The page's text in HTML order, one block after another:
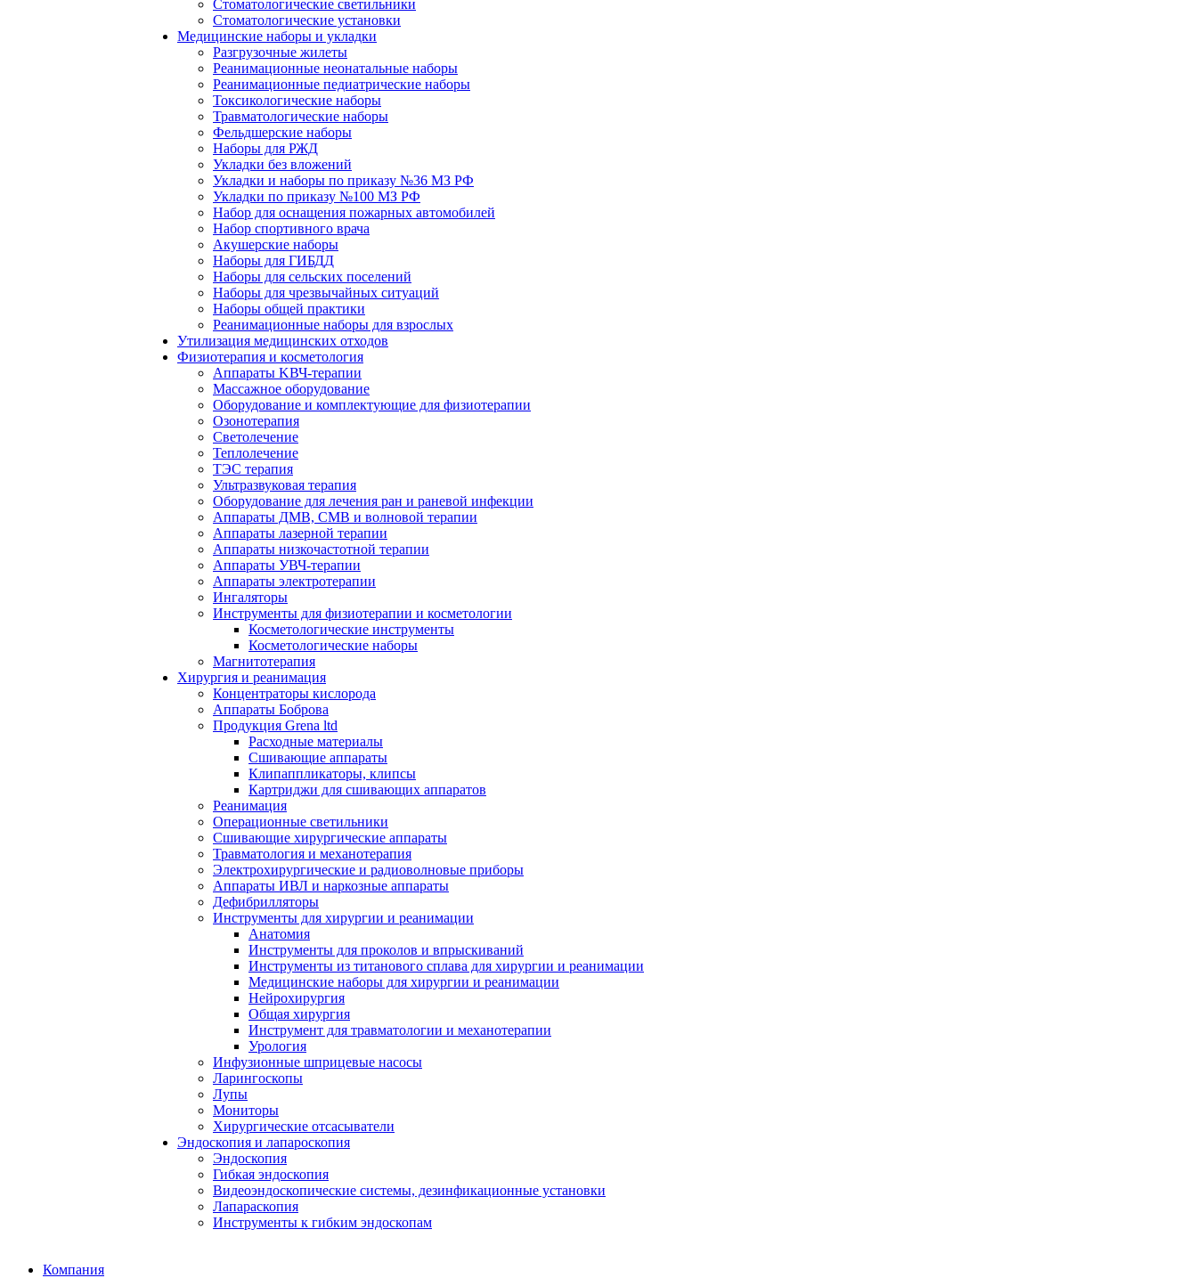
Стоматологические светильники
Стоматологические установки
Медицинские наборы и укладки
Разгрузочные жилеты
Реанимационные неонатальные наборы
Реанимационные педиатрические наборы
Токсикологические наборы
Травматологические наборы
Фельдшерские наборы
Наборы для РЖД
Укладки без вложений
Укладки и наборы по приказу №36 МЗ РФ
Укладки по приказу №100 МЗ РФ
Набор для оснащения пожарных автомобилей
Набор спортивного врача
Акушерские наборы
Наборы для ГИБДД
Наборы для сельских поселений
Наборы для чрезвычайных ситуаций
Наборы общей практики
Реанимационные наборы для взрослых
Утилизация медицинских отходов
Физиотерапия и косметология
Аппараты KВЧ-терапии
Массажное оборудование
Оборудование и комплектующие для физиотерапии
Озонотерапия
Светолечение
Теплолечение
ТЭС терапия
Ультразвуковая терапия
Оборудование для лечения ран и раневой инфекции
Аппараты ДМВ, СМВ и волновой терапии
Аппараты лазерной терапии
Аппараты низкочастотной терапии
Аппараты УВЧ-терапии
Аппараты электротерапии
Ингаляторы
Инструменты для физиотерапии и косметологии
Косметологические инструменты
Косметологические наборы
Магнитотерапия
Хирургия и реанимация
Концентраторы кислорода
Аппараты Боброва
Продукция Grena ltd
Расходные материалы
Сшивающие аппараты
Клипаппликаторы, клипсы
Картриджи для сшивающих аппаратов
Реанимация
Операционные светильники
Сшивающие хирургические аппараты
Травматология и механотерапия
Электрохирургические и радиоволновые приборы
Аппараты ИВЛ и наркозные аппараты
Дефибрилляторы
Инструменты для хирургии и реанимации
Анатомия
Инструменты для проколов и впрыскиваний
Инструменты из титанового сплава для хирургии и реанимации
Медицинские наборы для хирургии и реанимации
Нейрохирургия
Общая хирургия
Инструмент для травматологии и механотерапии
Урология
Инфузионные шприцевые насосы
Ларингоскопы
Лупы
Мониторы
Хирургические отсасыватели
Эндоскопия и лапароскопия
Эндоскопия
Гибкая эндоскопия
Видеоэндоскопические системы, дезинфикационные установки
Лапараскопия
Инструменты к гибким эндоскопам
Компания